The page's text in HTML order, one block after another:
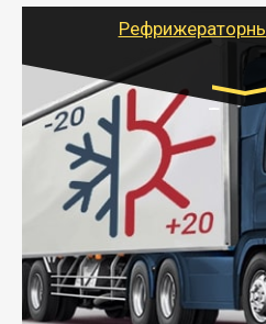
для погрузочно-
Газель (1,5 и 3 тонны),
10
от
- Рефрижераторные
соблюдением
термописцем, санитарной
книжкой у водителя.